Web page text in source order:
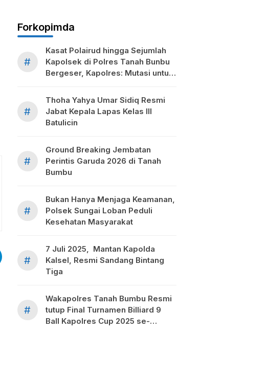
Forkopimda
#
Kasat Polairud hingga Sejumlah
Kapolsek di Polres Tanah Bunbu
Bergeser, Kapolres: Mutasi untuk
#
Thoha Yahya Umar Sidiq Resmi
Jabat Kepala Lapas Kelas III
Batulicin
#
Ground Breaking Jembatan
Perintis Garuda 2026 di Tanah
Bumbu
#
Bukan Hanya Menjaga Keamanan,
Polsek Sungai Loban Peduli
Kesehatan Masyarakat
#
7 Juli 2025, Mantan Kapolda
Kalsel, Resmi Sandang Bintang
Tiga
#
Wakapolres Tanah Bumbu Resmi
tutup Final Turnamen Billiard 9
Ball Kapolres Cup 2025 se-